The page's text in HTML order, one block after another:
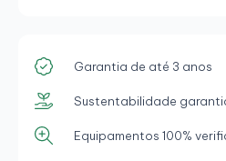
Garantia de até 3 anos
Sustentabilidade
Equipamentos 100%